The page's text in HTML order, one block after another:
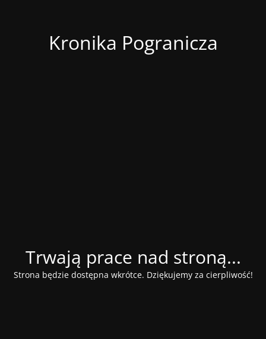
Kronika Pogranicza
Trwają prace nad stroną...
Strona będzie dostępna wkrótce. Dziękujemy za cierpliwość!